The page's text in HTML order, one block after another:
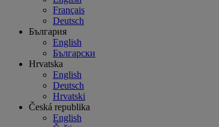
Français
Deutsch
България
English
Български
Hrvatska
English
Deutsch
Hrvatski
Česká republika
English